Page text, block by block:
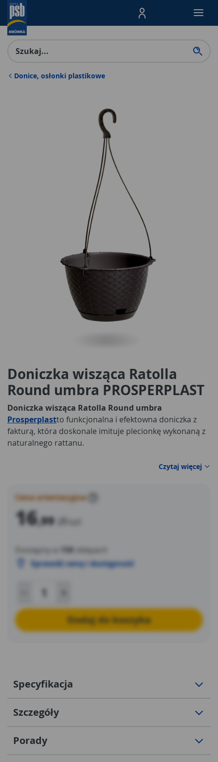
Menu Produktów,
Donice, osłonki plastikowe
Doniczka wisząca Ratolla
Round umbra PROSPERPLAST
Doniczka wisząca Ratolla Round umbra
Prosperplastto funkcjonalna i efektowna doniczka z
fakturą, która doskonale imituje plecionkę wykonaną z
naturalnego rattanu.
Czytaj więcej
Cena orientacyjna
16,99 zł
Dostępny w 158 sklepach
Sprawdź cenę i dostępność
Dodaj do koszyka
Specyfikacja
Szczegóły
Porady